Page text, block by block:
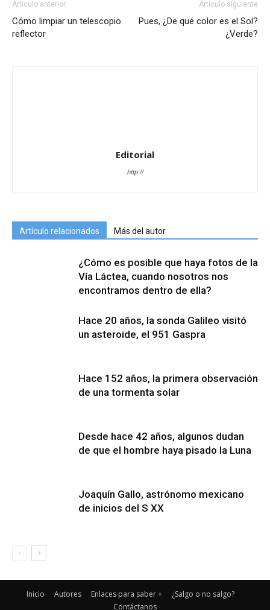
Artículo anterior
Cómo limpiar un telescopio
reflector
Artículo siguiente
Pues, ¿De qué color es el Sol?
¿Verde?
Editorial
http://
Artículo relacionados Más del autor
¿Cómo es posible que haya fotos de la
Vía Láctea, cuando nosotros nos
encontramos dentro de ella?
Hace 20 años, la sonda Galileo visitó
un asteroide, el 951 Gaspra
Hace 152 años, la primera observación
de una tormenta solar
Desde hace 42 años, algunos dudan
de que el hombre haya pisado la Luna
Joaquín Gallo, astrónomo mexicano
de inicios del S XX
Inicio Autores Enlaces para saber +
¿Salgo o no salgo?
Contáctanos